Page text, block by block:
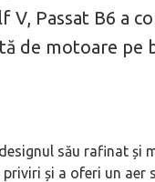
Passat B6 a
de motoare pe
său rafinat și
și a oferi un aer